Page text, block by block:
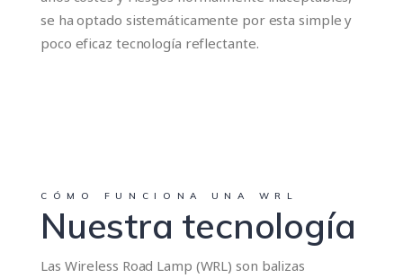
se ha optado sistemáticamente por esta simple y
poco eficaz tecnología reflectante.
CÓMO FUNCIONA UNA WRL
Nuestra tecnología
Las Wireless Road Lamp (WRL) son balizas